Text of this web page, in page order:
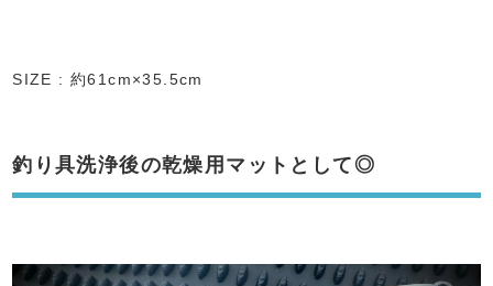
SIZE : 約61cm×35.5cm
釣り具洗浄後の乾燥用マットとして◎